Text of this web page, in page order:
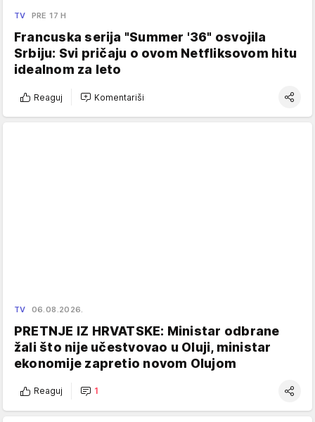
TV PRE 17 H
Francuska serija "Summer '36" osvojila
Srbiju: Svi pričaju o ovom Netfliksovom hitu
idealnom za leto
Reaguj Komentariši
TV 06.08.2026.
PRETNJE IZ HRVATSKE: Ministar odbrane
žali što nije učestvovao u Oluji, ministar
ekonomije zapretio novom Olujom
Reaguj 1